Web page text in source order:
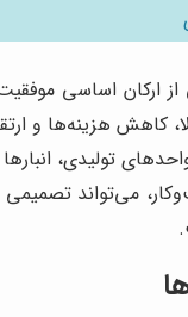
از ارکان اساسی
کاهش هزینه‌ها و
تولیدی،
می‌تواند تصمیمی